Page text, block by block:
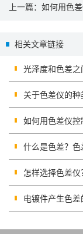
上一篇： 如何用色
相关文章链接
光泽度和色差之
关于色差仪的种
如何用色差仪
什么是色差？色
怎样选择色差
电镀件产生色